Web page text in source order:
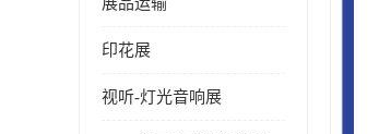
印花展
视听-灯光音响展